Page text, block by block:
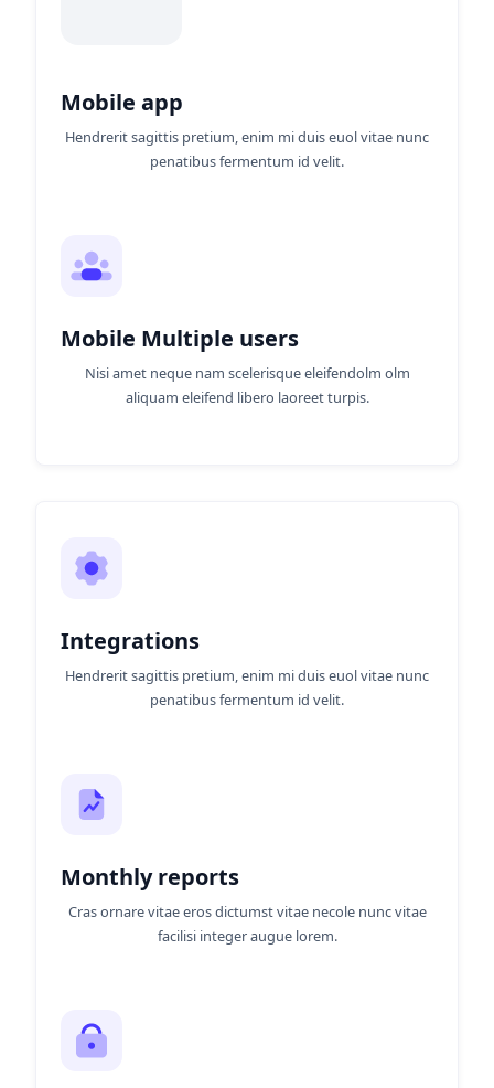
Mobile app
Hendrerit sagittis pretium, enim mi duis euol vitae nunc
penatibus fermentum id velit.
Mobile Multiple users
Nisi amet neque nam scelerisque eleifendolm olm
aliquam eleifend libero laoreet turpis.
Integrations
Hendrerit sagittis pretium, enim mi duis euol vitae nunc
penatibus fermentum id velit.
Monthly reports
Cras ornare vitae eros dictumst vitae necole nunc vitae
facilisi integer augue lorem.